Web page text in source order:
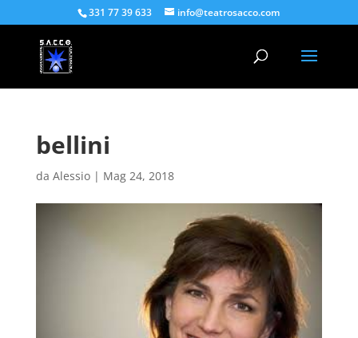
331 77 39 633 info@teatrosacco.com
bellini
da Alessio| Mag 24, 2018